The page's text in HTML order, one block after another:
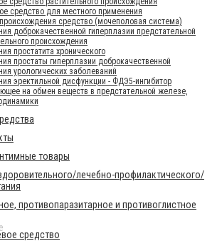
средство для местного применения
происхождения средство (мочеполовая система)
доброкачественной гиперплазии предстательной
происхождения
простатита хронического
простаты гиперплазии доброкачественной
урологических заболеваний
эректильной дисфункции - ФДЭ5-ингибитор
на обмен веществ в предстательной железе,
товары
лечебно-профилактического/
противопаразитарное и противоглистное
средство